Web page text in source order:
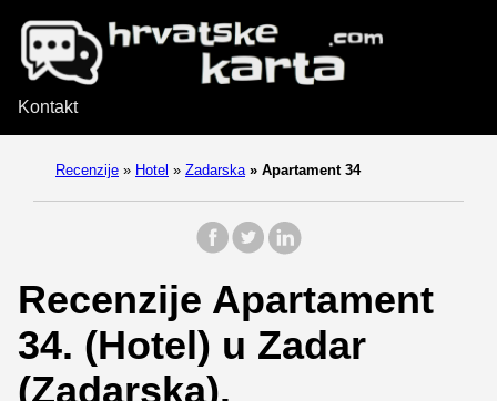
Kontakt
Recenzije » Hotel » Zadarska » Apartament 34
Recenzije Apartament
34. (Hotel) u Zadar
(Zadarska).